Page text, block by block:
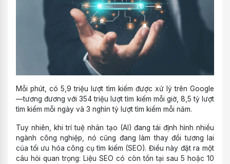
Mỗi phút, có 5,9 triệu lượt tìm kiếm được xử lý trên Google
—tương đương với 354 triệu lượt tìm kiếm mỗi giờ, 8,5 tỷ lượt
tìm kiếm mỗi ngày và 3 nghìn tỷ lượt tìm kiếm mỗi năm.
Tuy nhiên, khi trí tuệ nhân tạo (AI) đang tái định hình nhiều
ngành công nghiệp, nó cũng đang làm thay đổi tương lai
của tối ưu hóa công cụ tìm kiếm (SEO). Điều này đặt ra một
câu hỏi quan trọng: Liệu SEO có còn tồn tại sau 5 hoặc 10